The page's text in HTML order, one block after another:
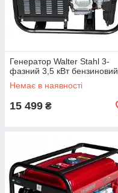
Генератор Walter Stahl 3-
фазний 3,5 кВт бензиновий
Немає в наявності
15 499 ₴